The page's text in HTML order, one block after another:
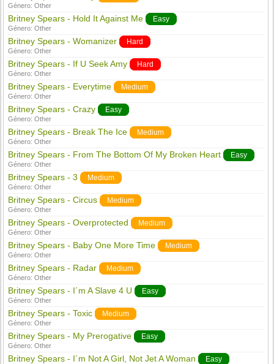
Género:Other
Britney Spears - Hold It Against Me Easy
Género:Other
Britney Spears - Womanizer Hard
Género:Other
Britney Spears - If U Seek Amy Hard
Género:Other
Britney Spears - Everytime Medium
Género:Other
Britney Spears - Crazy Easy
Género:Other
Britney Spears - Break The Ice Medium
Género:Other
Britney Spears - From The Bottom Of My Broken Heart Easy
Género:Other
Britney Spears - 3 Medium
Género:Other
Britney Spears - Circus Medium
Género:Other
Britney Spears - Overprotected Medium
Género:Other
Britney Spears - Baby One More Time Medium
Género:Other
Britney Spears - Radar Medium
Género:Other
Britney Spears - I´m A Slave 4 U Easy
Género:Other
Britney Spears - Toxic Medium
Género:Other
Britney Spears - My Prerogative Easy
Género:Other
Britney Spears - I´m Not A Girl, Not Jet A Woman Easy